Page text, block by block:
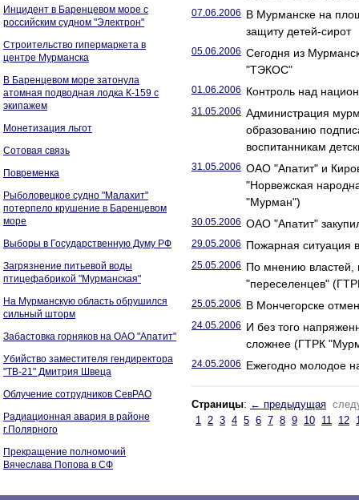
Инцидент в Баренцевом море с
российским судном "Электрон"
Строительство гипермаркета в
центре Мурманска
В Баренцевом море затонула
атомная подводная лодка К-159 с
экипажем
Монетизация льгот
Сотовая связь
Повременка
Рыболовецкое судно "Малахит"
потерпело крушение в Баренцевом
море
Выборы в Государственную Думу РФ
Загрязнение питьевой воды
птицефабрикой "Мурманская"
На Мурманскую область обрушился
сильный шторм
Забастовка горняков на ОАО "Апатит"
Убийство заместителя гендиректора
"ТВ-21" Дмитрия Швеца
Облучение сотрудников СевРАО
Радиационная авария в районе
г.Полярного
Прекращение полномочий
Вячеслава Попова в СФ
07.06.2006 В Мурманске на
защиту детей-сирот
05.06.2006 Сегодня из
"ТЭКОС"
01.06.2006 Контроль над
31.05.2006 Администрация
образованию
воспитанникам
31.05.2006 ОАО "Апатит" и
"Норвежская
"Мурман")
30.05.2006 ОАО "Апатит"
29.05.2006 Пожарная ситуация
25.05.2006 По мнению властей,
"переселенцев"
25.05.2006 В Мончегорске
24.05.2006 И без того
сложнее (ГТРК
24.05.2006 Ежегодно молодое
Страницы: ← предыдущая
1 2 3 4 5 6 7 8 9 10 11 12